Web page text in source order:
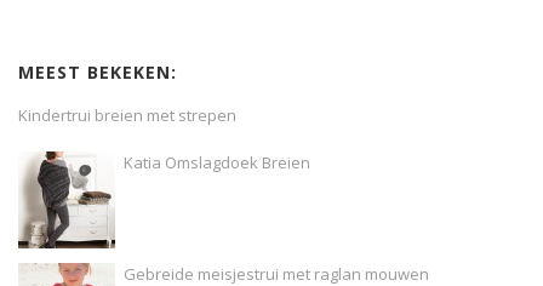
MEEST BEKEKEN:
Kindertrui breien met strepen
Katia Omslagdoek Breien
Gebreide meisjestrui met raglan mouwen